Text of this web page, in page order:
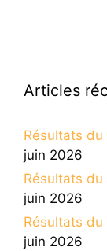
Articles
Résultats du
juin 2026
Résultats
juin 2026
Résultats
juin 2026